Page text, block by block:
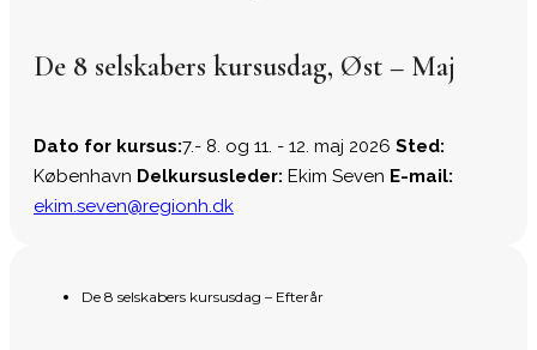
De 8 selskabers kursusdag, Øst – Maj
Dato for kursus:7.- 8. og 11. - 12. maj 2026 Sted:
København Delkursusleder: Ekim Seven E-mail:
ekim.seven@regionh.dk
De 8 selskabers kursusdag – Efterår